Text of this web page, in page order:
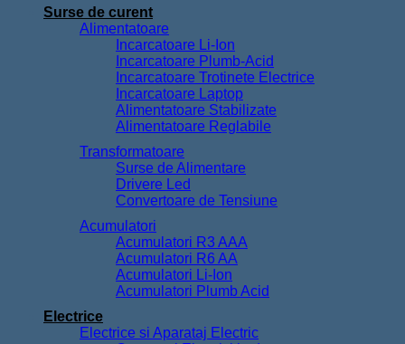
Surse de curent
Alimentatoare
Incarcatoare Li-Ion
Incarcatoare Plumb-Acid
Incarcatoare Trotinete Electrice
Incarcatoare Laptop
Alimentatoare Stabilizate
Alimentatoare Reglabile
Transformatoare
Surse de Alimentare
Drivere Led
Convertoare de Tensiune
Acumulatori
Acumulatori R3 AAA
Acumulatori R6 AA
Acumulatori Li-Ion
Acumulatori Plumb Acid
Electrice
Electrice si Aparataj Electric